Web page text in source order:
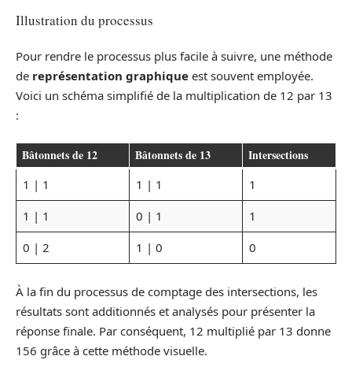
Illustration du processus
Pour rendre le processus plus facile à suivre, une méthode
de représentation graphique est souvent employée.
Voici un schéma simplifié de la multiplication de 12 par 13
:
Bâtonnets de 12 Bâtonnets de 13 Intersections
1 | 1 1 | 1
1
1 | 1
0 | 1
1
0 | 2
1 | 0 0
À la fin du processus de comptage des intersections, les
résultats sont additionnés et analysés pour présenter la
réponse finale. Par conséquent, 12 multiplié par 13 donne
156 grâce à cette méthode visuelle.